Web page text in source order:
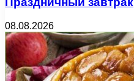
08.08.2026